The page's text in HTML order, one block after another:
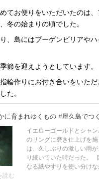
てお便りをいただいたのは
冬の始まりの頃でした。
、島にはブーゲンビリアや
節を迎えようとしています。
輪作りにお付き合いをいた
た。